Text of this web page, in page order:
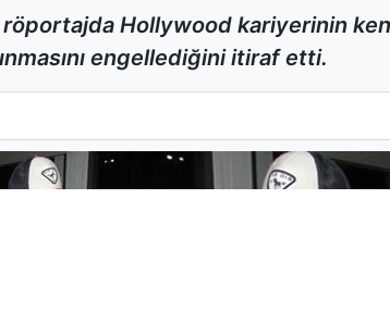
Hollywood kariyerinin
engellediğini itiraf etti.
İtiraf Etti